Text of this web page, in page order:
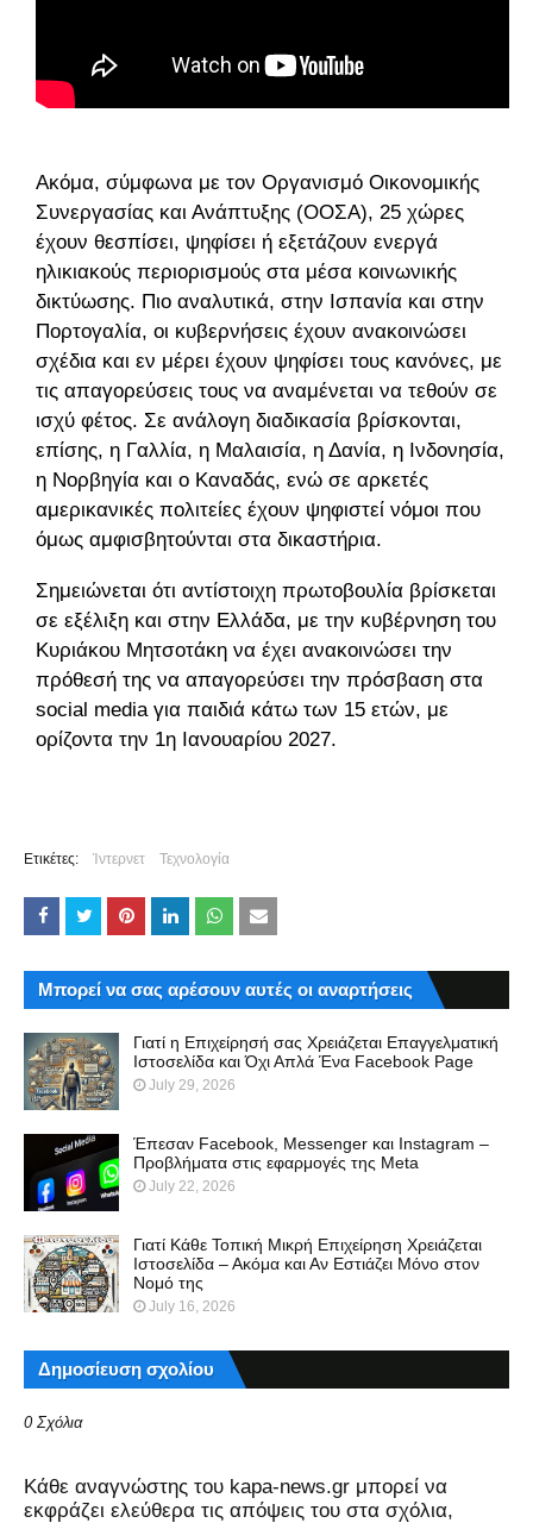
Ακόμα, σύμφωνα με τον Οργανισμό Οικονομικής
Συνεργασίας και Ανάπτυξης (ΟΟΣΑ), 25 χώρες
έχουν θεσπίσει, ψηφίσει ή εξετάζουν ενεργά
ηλικιακούς περιορισμούς στα μέσα κοινωνικής
δικτύωσης. Πιο αναλυτικά, στην Ισπανία και στην
Πορτογαλία, οι κυβερνήσεις έχουν ανακοινώσει
σχέδια και εν μέρει έχουν ψηφίσει τους κανόνες, με
τις απαγορεύσεις τους να αναμένεται να τεθούν σε
ισχύ φέτος. Σε ανάλογη διαδικασία βρίσκονται,
επίσης, η Γαλλία, η Μαλαισία, η Δανία, η Ινδονησία,
η Νορβηγία και ο Καναδάς, ενώ σε αρκετές
αμερικανικές πολιτείες έχουν ψηφιστεί νόμοι που
όμως αμφισβητούνται στα δικαστήρια.
Σημειώνεται ότι αντίστοιχη πρωτοβουλία βρίσκεται
σε εξέλιξη και στην Ελλάδα, με την κυβέρνηση του
Κυριάκου Μητσοτάκη να έχει ανακοινώσει την
πρόθεσή της να απαγορεύσει την πρόσβαση στα
social media για παιδιά κάτω των 15 ετών, με
ορίζοντα την 1η Ιανουαρίου 2027.
Ετικέτες: Ίντερνετ Τεχνολογία
Μπορεί να σας αρέσουν αυτές οι αναρτήσεις
Γιατί η Επιχείρησή σας Χρειάζεται Επαγγελματική
Ιστοσελίδα και Όχι Απλά Ένα Facebook Page
July 29, 2026
Έπεσαν Facebook, Messenger και Instagram –
Προβλήματα στις εφαρμογές της Meta
July 22, 2026
Γιατί Κάθε Τοπική Μικρή Επιχείρηση Χρειάζεται
Ιστοσελίδα – Ακόμα και Αν Εστιάζει Μόνο στον
Νομό της
July 16, 2026
Δημοσίευση σχολίου
0 Σχόλια
Kάθε αναγνώστης του kapa-news.gr μπορεί να
εκφράζει ελεύθερα τις απόψεις του στα σχόλια,